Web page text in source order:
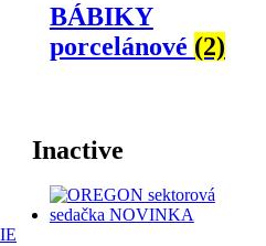
BÁBIKY
porcelánové (2)
Inactive